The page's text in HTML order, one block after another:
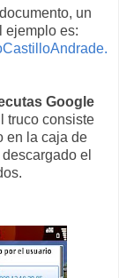
un
ejemplo es:
Google
truco consiste
en la caja de
el